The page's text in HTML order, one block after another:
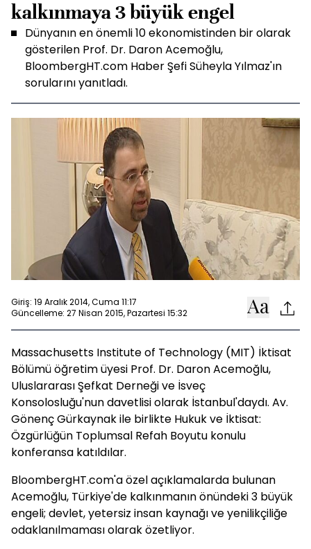
kalkınmaya 3 büyük engel
Dünyanın en önemli 10 ekonomistinden bir olarak
gösterilen Prof. Dr. Daron Acemoğlu,
BloombergHT.com Haber Şefi Süheyla Yılmaz'ın
sorularını yanıtladı.
Giriş: 19 Aralık 2014, Cuma 11:17
Güncelleme: 27 Nisan 2015, Pazartesi 15:32
Massachusetts Institute of Technology (MIT) İktisat
Bölümü öğretim üyesi Prof. Dr. Daron Acemoğlu,
Uluslararası Şefkat Derneği ve İsveç
Konsolosluğu'nun davetlisi olarak İstanbul'daydı. Av.
Gönenç Gürkaynak ile birlikte Hukuk ve İktisat:
Özgürlüğün Toplumsal Refah Boyutu konulu
konferansa katıldılar.
BloombergHT.com'a özel açıklamalarda bulunan
Acemoğlu, Türkiye'de kalkınmanın önündeki 3 büyük
engeli; devlet, yetersiz insan kaynağı ve yenilikçiliğe
odaklanılmaması olarak özetliyor.